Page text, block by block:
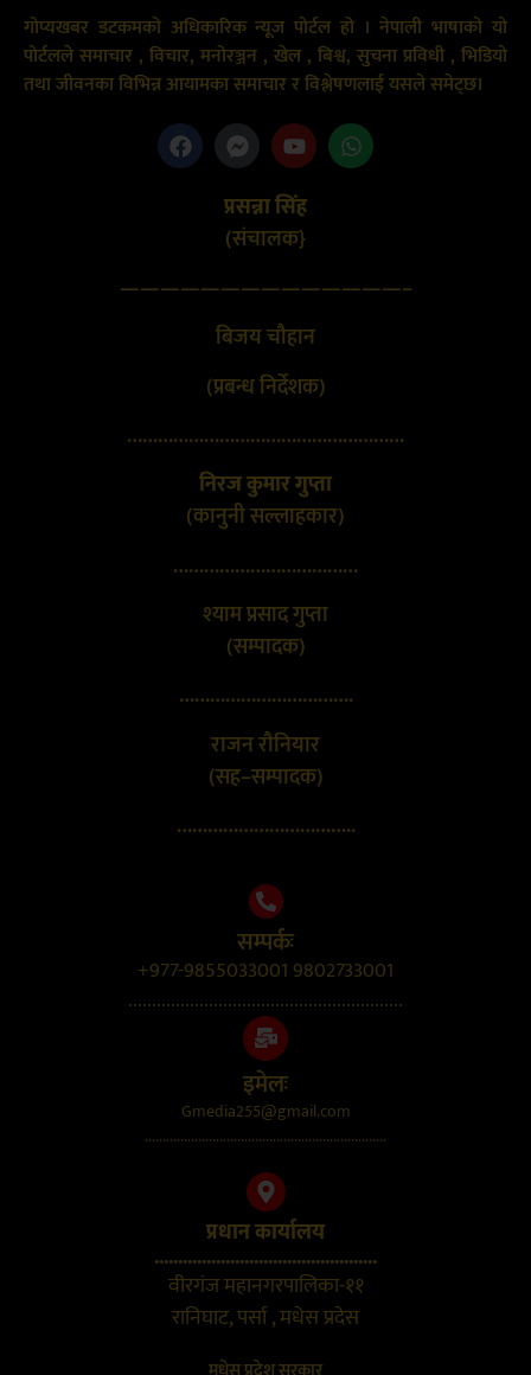
गोप्यखबर डटकमको अधिकारिक न्यूज पोर्टल हो । नेपाली भाषाको यो
पोर्टलले समाचार , विचार, मनोरञ्जन , खेल , बिश्व, सुचना प्रविधी , भिडियो
तथा जीवनका विभिन्न आयामका समाचार र विश्लेषणलाई यसले समेट्छ।
प्रसन्ना सिंह
(संचालक}
——————————————–
बिजय चौहान
(प्रबन्ध निर्देशक)
………………………………………………
निरज कुमार गुप्ता
(कानुनी सल्लाहकार)
………………………………
श्याम प्रसाद गुप्ता
(सम्पादक)
…………………………….
राजन रौनियार
(सह–सम्पादक)
……………………………..
सम्पर्कः
+977-9855033001 9802733001
..........................................................
इमेलः
Gmedia255@gmail.com
....................................................................
प्रधान कार्यालय
...............................................
वीरगंज महानगरपालिका-११
रानिघाट, पर्सा , मधेस प्रदेस